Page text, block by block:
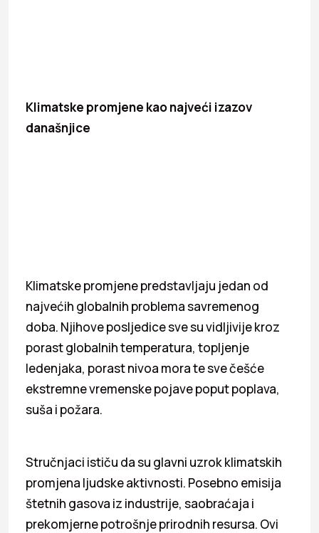
Klimatske promjene kao najveći izazov
današnjice
Klimatske promjene predstavljaju jedan od
najvećih globalnih problema savremenog
doba. Njihove posljedice sve su vidljivije kroz
porast globalnih temperatura, topljenje
ledenjaka, porast nivoa mora te sve češće
ekstremne vremenske pojave poput poplava,
suša i požara.
Stručnjaci ističu da su glavni uzrok klimatskih
promjena ljudske aktivnosti. Posebno emisija
štetnih gasova iz industrije, saobraćaja i
prekomjerne potrošnje prirodnih resursa. Ovi